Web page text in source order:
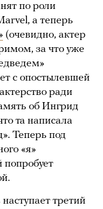
по роли
а теперь
(очевидно, актер
за что уже
с опостылевшей
ради
об Ингрид
та написала
Теперь под
«я»
попробует
третий